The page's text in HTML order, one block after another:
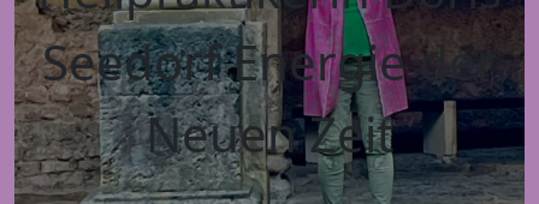
Seedorf Energie der
Neuen Zeit